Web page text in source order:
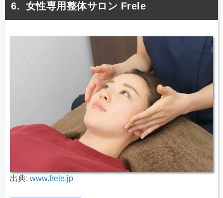
女性専用整体サロン Frele
出典: www.frele.jp